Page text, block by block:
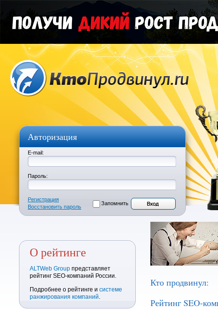
Авторизация
E-mail:
Пароль:
Регистрация
Восстановить пароль
Запомнить
О рейтинге
ALTWeb Group представляет
рейтинг SEO-компаний России.
Подробнее о рейтинге и системе
ранжирования компаний.
Кто продвинул:
Рейтинг SEO-